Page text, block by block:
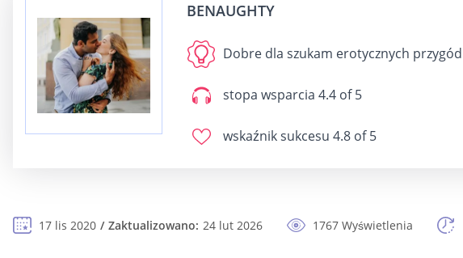
BENAUGHTY
Dobre dla szukam erotycznych przygód
stopa wsparcia 4.4 of 5
wskaźnik sukcesu 4.8 of 5
17 lis 2020 Zaktualizowano: 24 lut 2026 1767 Wyświetlenia